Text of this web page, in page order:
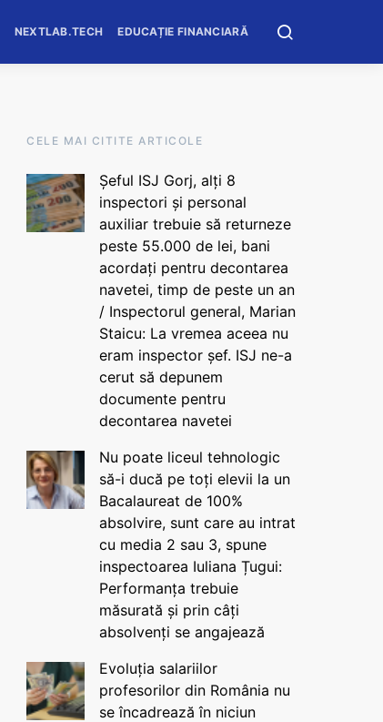
NEXTLAB.TECH EDUCAȚIE FINANCIARĂ
CELE MAI CITITE ARTICOLE
Șeful ISJ Gorj, alți 8
inspectori și personal
auxiliar trebuie să returneze
peste 55.000 de lei, bani
acordați pentru decontarea
navetei, timp de peste un an
/ Inspectorul general, Marian
Staicu: La vremea aceea nu
eram inspector șef. ISJ ne-a
cerut să depunem
documente pentru
decontarea navetei
Nu poate liceul tehnologic
să-i ducă pe toți elevii la un
Bacalaureat de 100%
absolvire, sunt care au intrat
cu media 2 sau 3, spune
inspectoarea Iuliana Țugui:
Performanța trebuie
măsurată și prin câți
absolvenți se angajează
Evoluția salariilor
profesorilor din România nu
se încadrează în niciun